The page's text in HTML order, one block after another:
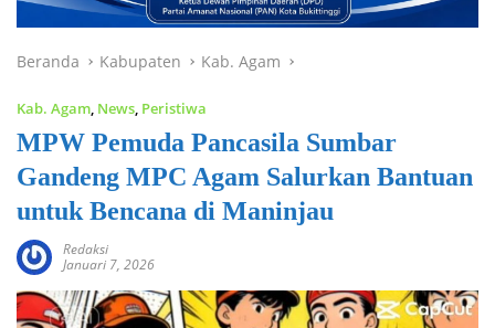
Beranda Kabupaten Kab. Agam
Kab. Agam News Peristiwa
MPW Pemuda Pancasila Sumbar
Gandeng MPC Agam Salurkan Bantuan
untuk Bencana di Maninjau
Redaksi
Januari 7, 2026